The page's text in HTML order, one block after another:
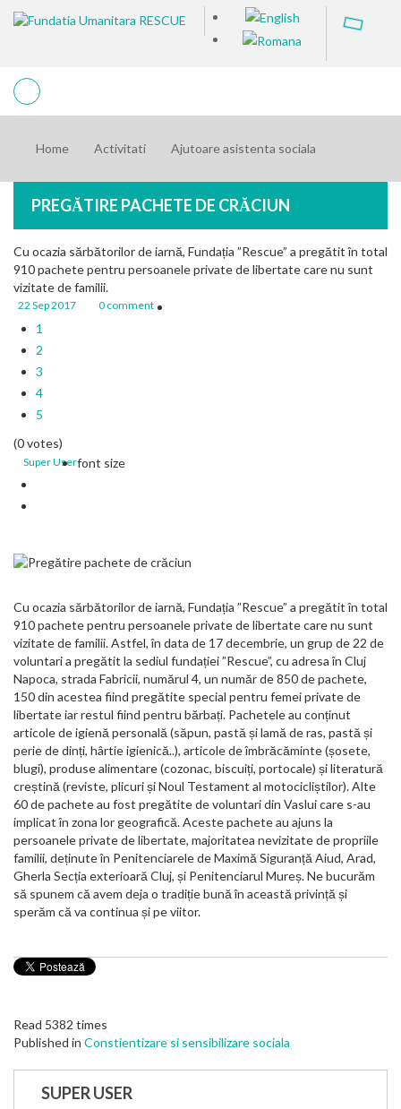
Home Activitati Ajutoare asistenta sociala
PREGĂTIRE PACHETE DE CRĂCIUN
Cu ocazia sărbătorilor de iarnă, Fundația ”Rescue” a pregătit în total
910 pachete pentru persoanele private de libertate care nu sunt
vizitate de familii.
22 Sep 2017 0 comment
1
2
3
4
5
(0 votes)
Super Userfont size
Cu ocazia sărbătorilor de iarnă, Fundația ”Rescue” a pregătit în total
910 pachete pentru persoanele private de libertate care nu sunt
vizitate de familii. Astfel, în data de 17 decembrie, un grup de 22 de
voluntari a pregătit la sediul fundației ”Rescue”, cu adresa în Cluj
Napoca, strada Fabricii, numărul 4, un număr de 850 de pachete,
150 din acestea fiind pregătite special pentru femei private de
libertate iar restul fiind pentru bărbați. Pachetele au conținut
articole de igienă personală (săpun, pastă și lamă de ras, pastă și
perie de dinți, hârtie igienică..), articole de îmbrăcăminte (șosete,
blugi), produse alimentare (cozonac, biscuiți, portocale) și literatură
creștină (reviste, plicuri și Noul Testament al motocicliștilor). Alte
60 de pachete au fost pregătite de voluntari din Vaslui care s-au
implicat în zona lor geografică. Aceste pachete au ajuns la
persoanele private de libertate, majoritatea nevizitate de propriile
familii, deținute în Penitenciarele de Maximă Siguranță Aiud, Arad,
Gherla Secția exterioară Cluj, și Penitenciarul Mureș. Ne bucurăm
să spunem că avem deja o tradiție bună în această privință și
sperăm că va continua și pe viitor.
Read 5382 times
Published in Constientizare si sensibilizare sociala
SUPER USER